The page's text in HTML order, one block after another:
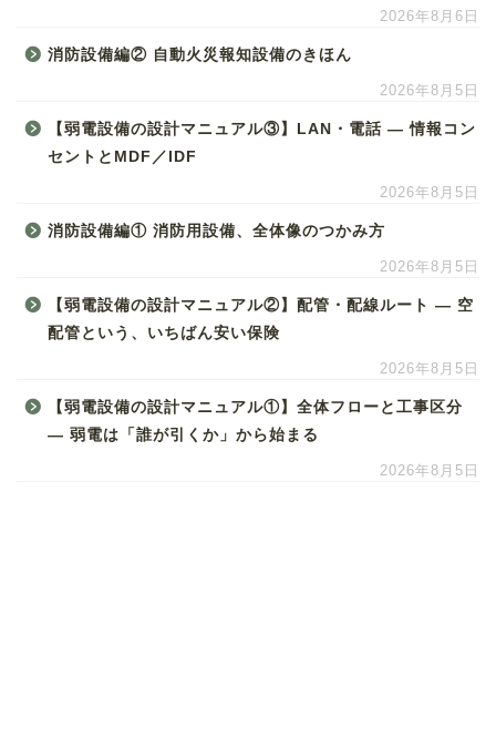
2026年8月6日
消防設備編② 自動火災報知設備のきほん
2026年8月5日
【弱電設備の設計マニュアル③】LAN・電話 ― 情報コン
セントとMDF／IDF
2026年8月5日
消防設備編① 消防用設備、全体像のつかみ方
2026年8月5日
【弱電設備の設計マニュアル②】配管・配線ルート ― 空
配管という、いちばん安い保険
2026年8月5日
【弱電設備の設計マニュアル①】全体フローと工事区分
― 弱電は「誰が引くか」から始まる
2026年8月5日